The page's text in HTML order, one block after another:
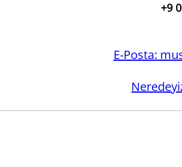
+9
E-Posta: